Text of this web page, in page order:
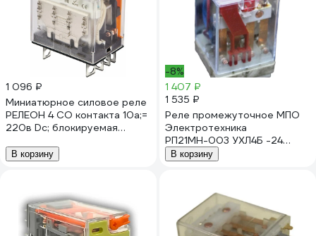
1 096 ₽
Миниатюрное силовое реле
РЕЛЕОН 4 CO контакта 10а;=
220в Dc; блокируемая
RP534922005
В корзину
-8%
1 407 ₽
1 535 ₽
Реле промежуточное МПО
Электротехника
РП21МН-003 УХЛ4Б -24
80032400
В корзину